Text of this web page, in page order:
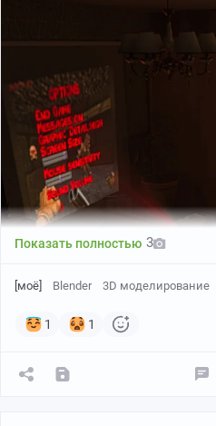
Показать полностью 3
[моё] Blender 3D моделирование
1 1